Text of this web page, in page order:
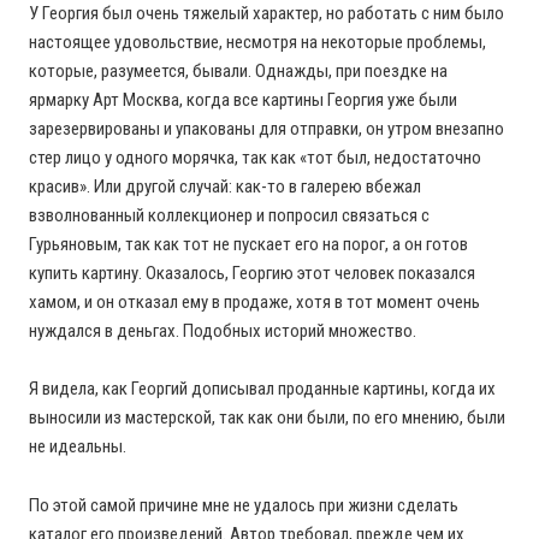
У Георгия был очень тяжелый характер, но работать с ним было
настоящее удовольствие, несмотря на некоторые проблемы,
которые, разумеется, бывали. Однажды, при поездке на
ярмарку Арт Москва, когда все картины Георгия уже были
зарезервированы и упакованы для отправки, он утром внезапно
стер лицо у одного морячка, так как «тот был, недостаточно
красив». Или другой случай: как-то в галерею вбежал
взволнованный коллекционер и попросил связаться с
Гурьяновым, так как тот не пускает его на порог, а он готов
купить картину. Оказалось, Георгию этот человек показался
хамом, и он отказал ему в продаже, хотя в тот момент очень
нуждался в деньгах. Подобных историй множество.
Я видела, как Георгий дописывал проданные картины, когда их
выносили из мастерской, так как они были, по его мнению, были
не идеальны.
По этой самой причине мне не удалось при жизни сделать
каталог его произведений. Автор требовал, прежде чем их